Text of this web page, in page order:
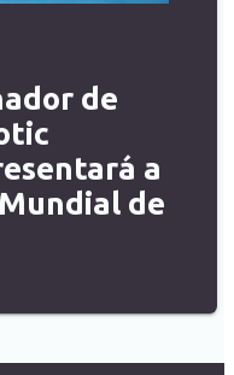
de
a
de